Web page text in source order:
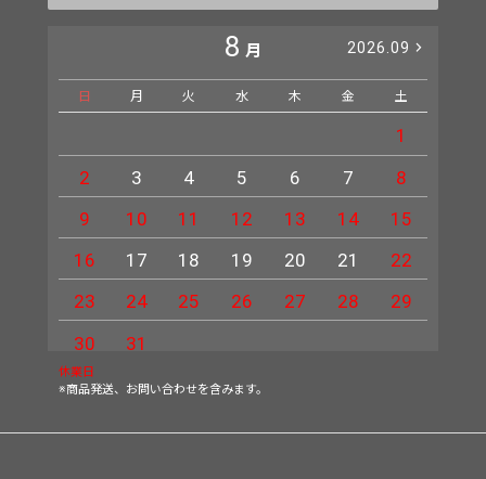
8 月 2026.09
日 月 火 水 木 金 土
1
2
3 4 5 6 7
8
9
10 11 12 13 14
15
16
17 18 19 20 21
22
23
24 25 26 27 28
29
30
31
休業日
※商品発送、お問い合わせを含みます。